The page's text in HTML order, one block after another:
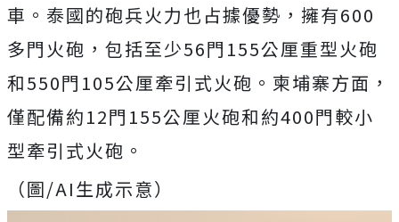
車。泰國的砲兵火力也占據優勢，擁有600
多門火砲，包括至少56門155公厘重型火砲
和550門105公厘牽引式火砲。柬埔寨方面，
僅配備約12門155公厘火砲和約400門較小
型牽引式火砲。
（圖/AI生成示意）